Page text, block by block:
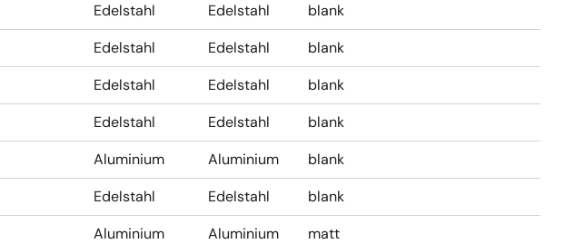
Edelstahl Edelstahl
blank
Edelstahl Edelstahl
blank
Edelstahl Edelstahl
blank
Edelstahl Edelstahl
blank
Aluminium Aluminium
blank
Edelstahl Edelstahl
blank
Aluminium Aluminium
matt